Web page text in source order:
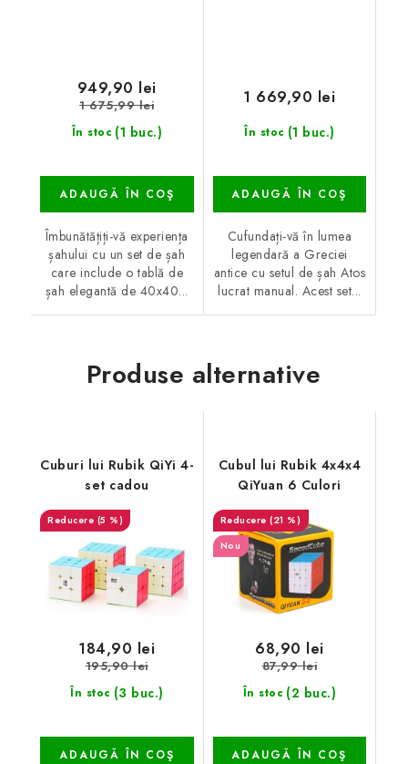
În stoc (1 buc.)
949,90 lei
1 675,99 lei
ADAUGĂ ÎN COŞ
Îmbunătățiți-vă experiența
șahului cu un set de șah
care include o tablă de
șah elegantă de 40x40...
În stoc (1 buc.)
1 669,90 lei
ADAUGĂ ÎN COŞ
Cufundați-vă în lumea
legendară a Greciei
antice cu setul de șah Atos
lucrat manual. Acest set...
Produse alternative
Cuburi lui Rubik QiYi 4-
set cadou
(5 %)
În stoc (3 buc.)
184,90 lei
195,90 lei
ADAUGĂ ÎN COŞ
Cubul lui Rubik 4x4x4
QiYuan 6 Culori
(21 %)
Nou
În stoc (2 buc.)
68,90 lei
87,99 lei
ADAUGĂ ÎN COŞ